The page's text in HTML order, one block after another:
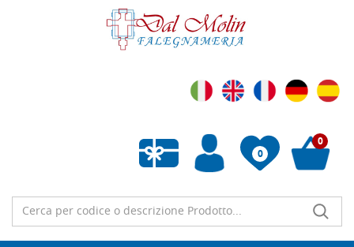
0
Liste de souhaits vide
0